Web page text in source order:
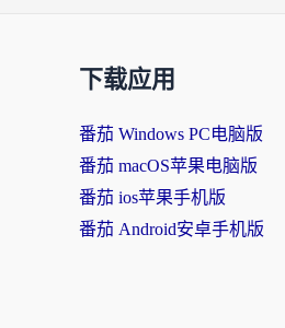
下载应用
番茄 Windows PC电脑版
番茄 macOS苹果电脑版
番茄 ios苹果手机版
番茄 Android安卓手机版